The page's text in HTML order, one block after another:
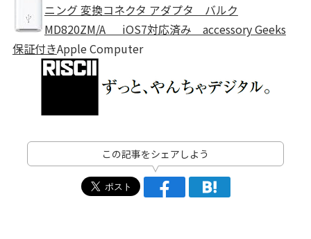
ニング 変換コネクタ アダプタ バルク
MD820ZM/A iOS7対応済み accessory Geeks
保証付きApple Computer
この記事をシェアしよう